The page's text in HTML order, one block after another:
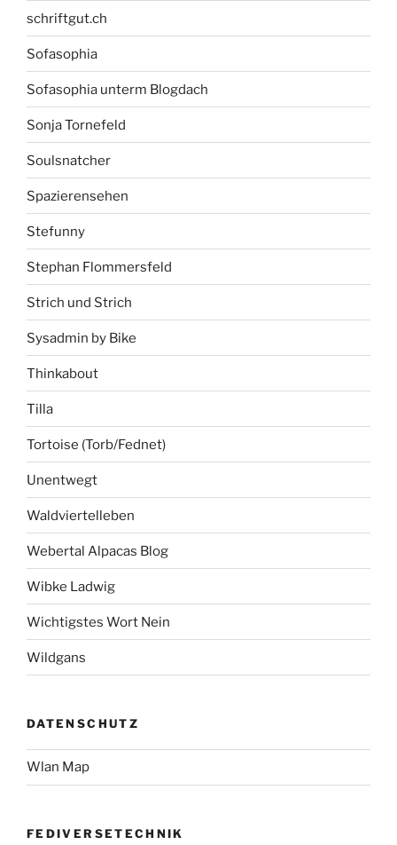
schriftgut.ch
Sofasophia
Sofasophia unterm Blogdach
Sonja Tornefeld
Soulsnatcher
Spazierensehen
Stefunny
Stephan Flommersfeld
Strich und Strich
Sysadmin by Bike
Thinkabout
Tilla
Tortoise (Torb/Fednet)
Unentwegt
Waldviertelleben
Webertal Alpacas Blog
Wibke Ladwig
Wichtigstes Wort Nein
Wildgans
DATENSCHUTZ
Wlan Map
FEDIVERSETECHNIK